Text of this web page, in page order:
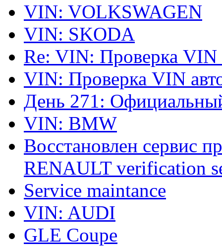
VIN: VOLKSWAGEN
VIN: SKODA
Re: VIN: Проверка VIN
VIN: Проверка VIN
День 271:
VIN: BMW
Восстановлен сервис
RENAULT verification
Service maintance
VIN: AUDI
GLE Coupe